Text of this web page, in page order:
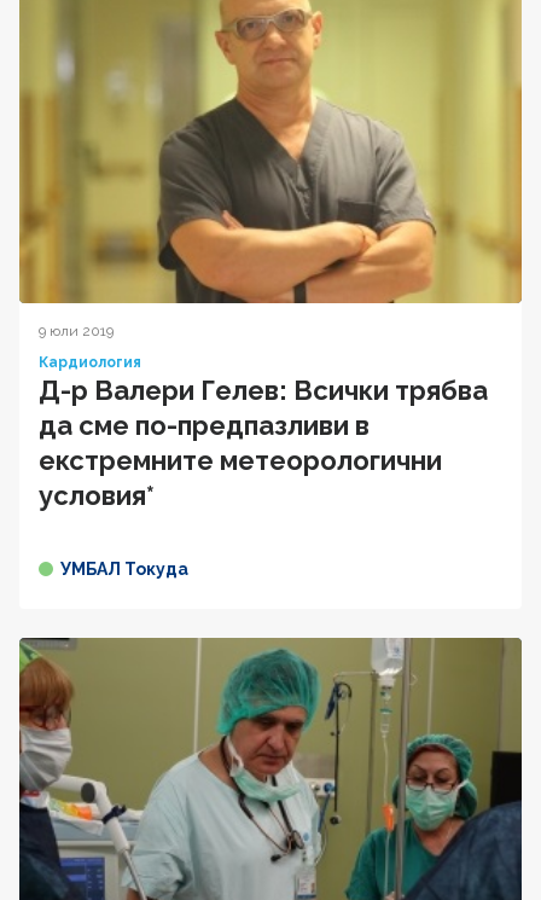
9 юли 2019
Кардиология
Д-р Валери Гелев: Всички трябва
да сме по-предпазливи в
екстремните метеорологични
условия*
УМБАЛ Токуда